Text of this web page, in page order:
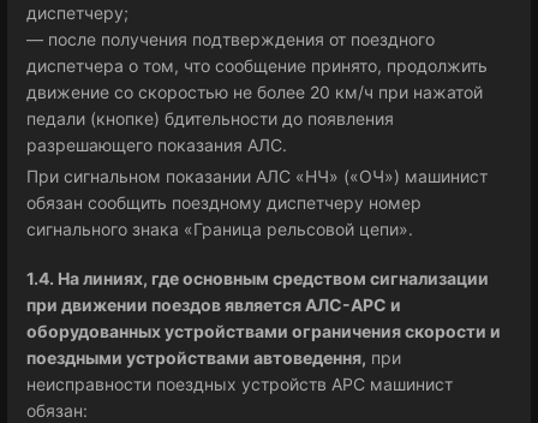
диспетчеру;
— после получения подтверждения от поездного
диспетчера о том, что сообщение принято, продолжить
движение со скоростью не более 20 км/ч при нажатой
педали (кнопке) бдительности до появления
разрешающего показания АЛС.
При сигнальном показании АЛС «НЧ» («ОЧ») машинист
обязан сообщить поездному диспетчеру номер
сигнального знака «Граница рельсовой цепи».
1.4. На линиях, где основным средством сигнализации
при движении поездов является АЛС-АРС и
оборудованных устройствами ограничения скорости и
поездными устройствами автоведення, при
неисправности поездных устройств АРС машинист
обязан: